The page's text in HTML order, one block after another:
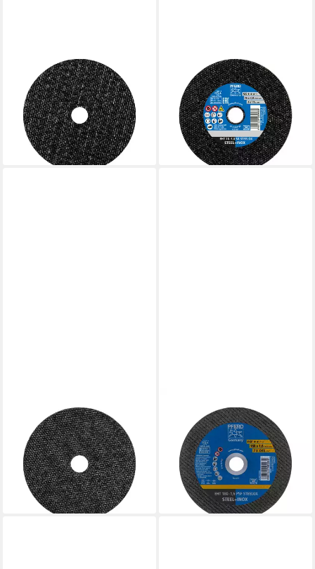
Trennscheiben PFERD
TOOLS Klein-Trennscheibe
EHT 70x2,0x10mm gerade
Leistungslinie S
133,89 €
lieferbar - in 3-4 Werktagen bei dir
Trennscheiben PFERD
TOOLS Klein-Trennscheibe
EHT 76x3,0x10mm gerade
Leistungslinie S
142,98 €
lieferbar - in 3-4 Werktagen bei dir
Trennscheiben PFERD
TOOLS Klein-Trennscheibe
EHT 70x1,0x10mm gerade
Leistungslinie S
ab 133,61 €
lieferbar - in 3-4 Werktagen bei dir
Trennscheibe PFERD TOOLS
Trennscheibe EHT
180x1,6x22,23 mm gerade
Universallinie PS
ab 64,78 €
lieferbar - in 3-4 Werktagen bei dir